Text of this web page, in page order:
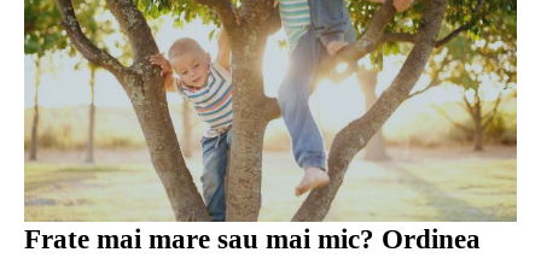
Frate mai mare sau mai mic? Ordinea